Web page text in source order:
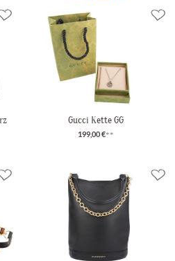
Gucci Kette GG
199,00 €**